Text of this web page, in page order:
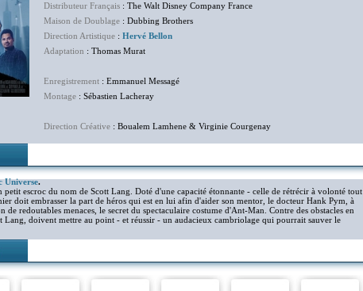
Distributeur Français : The Walt Disney Company France
Maison de Doublage : Dubbing Brothers
Direction Artistique : Hervé Bellon
Adaptation : Thomas Murat
Enregistrement : Emmanuel Messagé
Montage : Sébastien Lacheray
Direction Créative : Boualem Lamhene & Virginie Courgenay
Universe.
escroc du nom de Scott Lang. Doté d'une capacité étonnante - celle de rétrécir à volonté tout
doit embrasser la part de héros qui est en lui afin d'aider son mentor, le docteur Hank Pym, à
redoutables menaces, le secret du spectaculaire costume d'Ant-Man. Contre des obstacles en
Lang, doivent mettre au point - et réussir - un audacieux cambriolage qui pourrait sauver le